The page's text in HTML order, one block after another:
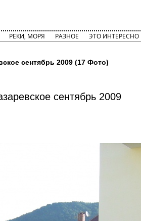
РЕКИ, МОРЯ РАЗНОЕ ЭТО ИНТЕРЕСНО
сентябрь 2009 (17 Фото)
сентябрь 2009